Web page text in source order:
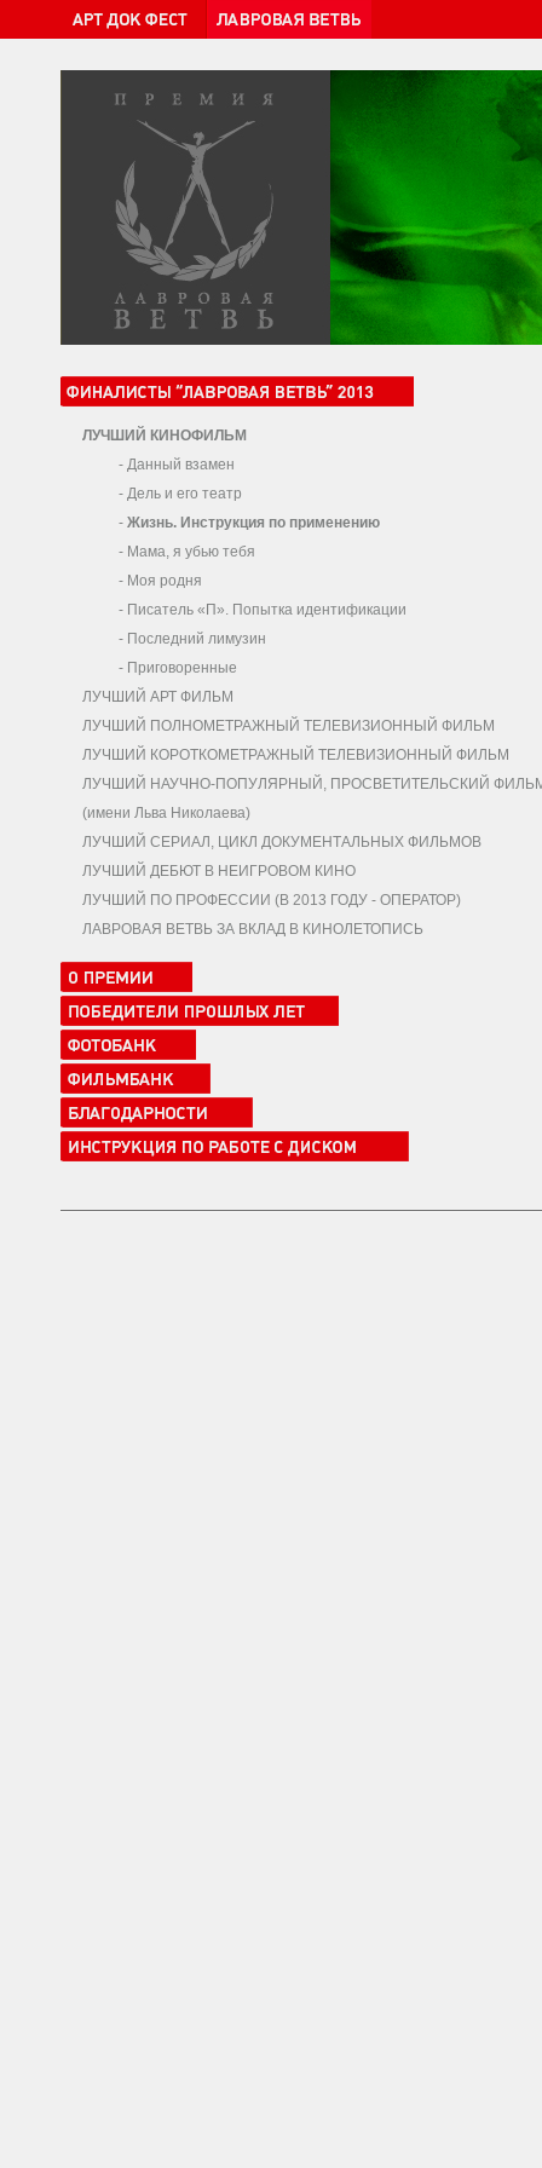
ЛУЧШИЙ КИНОФИЛЬМ
- Данный взамен
- Дель и его театр
- Жизнь. Инструкция по применению
- Мама, я убью тебя
- Моя родня
- Писатель «П». Попытка идентификации
- Последний лимузин
- Приговоренные
ЛУЧШИЙ АРТ ФИЛЬМ
ЛУЧШИЙ ПОЛНОМЕТРАЖНЫЙ ТЕЛЕВИЗИОННЫЙ ФИЛЬМ
ЛУЧШИЙ КОРОТКОМЕТРАЖНЫЙ ТЕЛЕВИЗИОННЫЙ ФИЛЬМ
ЛУЧШИЙ НАУЧНО-ПОПУЛЯРНЫЙ, ПРОСВЕТИТЕЛЬСКИЙ
(имени Льва Николаева)
ЛУЧШИЙ СЕРИАЛ, ЦИКЛ ДОКУМЕНТАЛЬНЫХ ФИЛЬМОВ
ЛУЧШИЙ ДЕБЮТ В НЕИГРОВОМ КИНО
ЛУЧШИЙ ПО ПРОФЕССИИ (В 2013 ГОДУ - ОПЕРАТОР)
ЛАВРОВАЯ ВЕТВЬ ЗА ВКЛАД В КИНОЛЕТОПИСЬ